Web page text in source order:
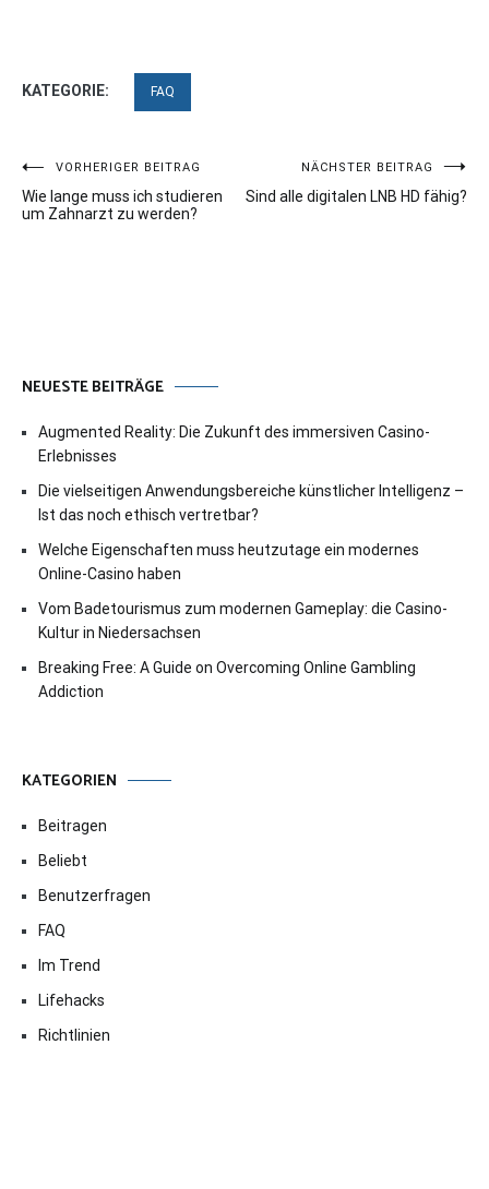
KATEGORIE: FAQ
Beitragsnavigation
VORHERIGER BEITRAG
Wie lange muss ich studieren
um Zahnarzt zu werden?
NÄCHSTER BEITRAG
Sind alle digitalen LNB HD fähig?
NEUESTE BEITRÄGE
Augmented Reality: Die Zukunft des immersiven Casino-
Erlebnisses
Die vielseitigen Anwendungsbereiche künstlicher Intelligenz –
Ist das noch ethisch vertretbar?
Welche Eigenschaften muss heutzutage ein modernes
Online-Casino haben
Vom Badetourismus zum modernen Gameplay: die Casino-
Kultur in Niedersachsen
Breaking Free: A Guide on Overcoming Online Gambling
Addiction
KATEGORIEN
Beitragen
Beliebt
Benutzerfragen
FAQ
Im Trend
Lifehacks
Richtlinien